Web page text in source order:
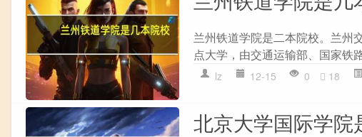
兰州铁道学院是二本院校。兰州
点大学，由交通运输部、国家铁
lz 12-15 0 18
北京大学国际学